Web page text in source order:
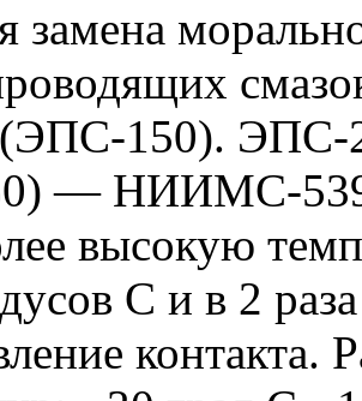
замена
150). ЭПС-
— НИИМС-
высокую
С и в 2
контакта.